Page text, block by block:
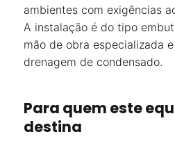
ambientes com exigências
A instalação é do tipo
mão de obra especializada
drenagem de condensado.
Para quem este
destina